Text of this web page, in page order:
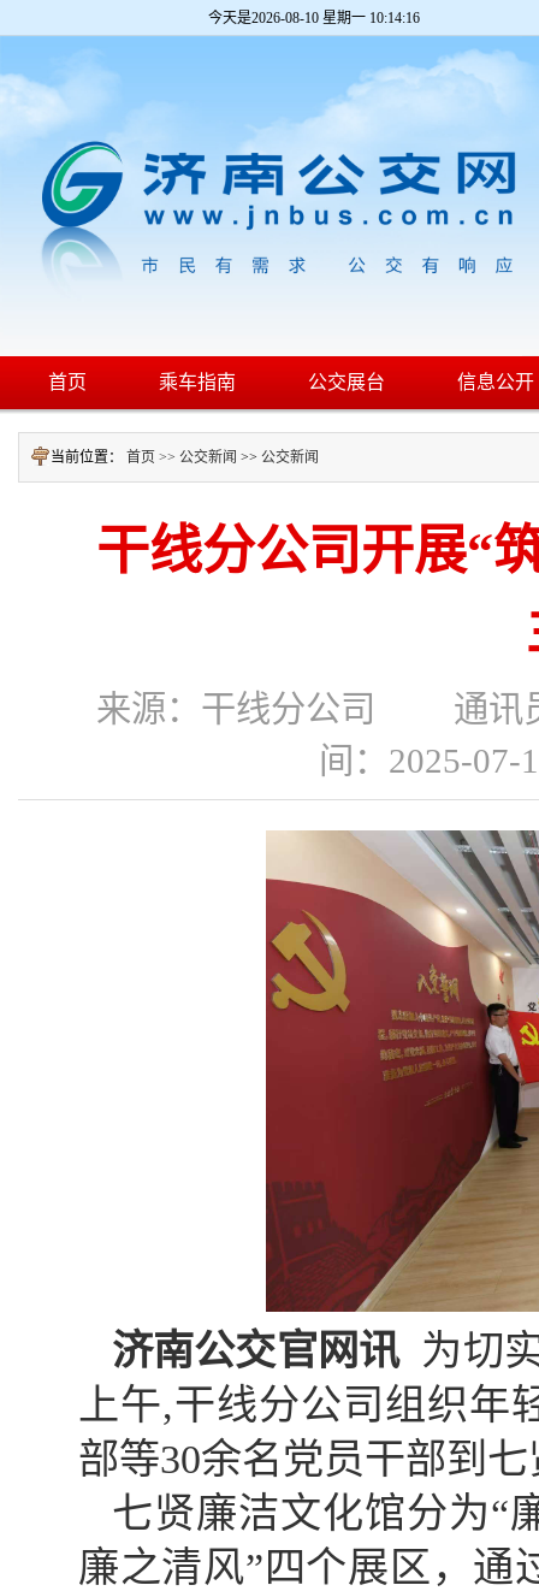
今天是2026-08-10 星期一 10:14:16
首页 乘车指南 公交展台 信息公开
当前位置： 首页 >> 公交新闻 >> 公交新闻
干线分公司开展“
来源：干线分公司 通
间：2025-
济南公交官网讯为切实
上午,干线分公司组织
部等30余名党员干部到
七贤廉洁文化馆分为“
廉之清风”四个展区，通